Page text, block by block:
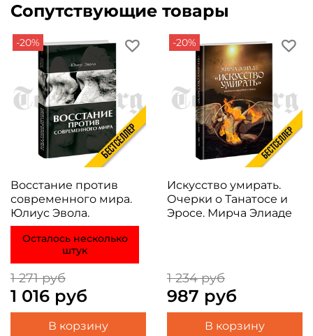
Сопутствующие товары
-20%
Восстание против
современного мира.
Юлиус Эвола.
Осталось несколько
штук
1 271 руб
1 016 руб
В корзину
-20%
Искусство умирать.
Очерки о Танатосе и
Эросе. Мирча Элиаде
1 234 руб
987 руб
В корзину